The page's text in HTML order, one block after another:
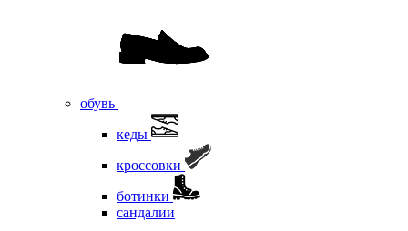
обувь
кеды
кроссовки
ботинки
сандалии